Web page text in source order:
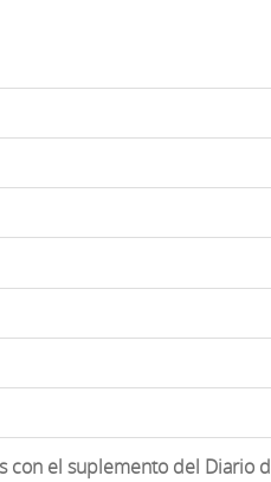
con el suplemento del Diario